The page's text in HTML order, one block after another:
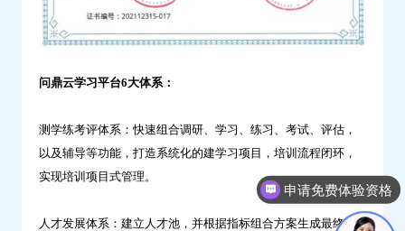
问鼎云学习平台6大体系：
测学练考评体系：快速组合调研、学习、练习、考试、评估，
以及辅导等功能，打造系统化的建学习项目，培训流程闭环，
实现培训项目式管理。
人才发展体系：建立人才池，并根据指标组合方案生成最终的
申请免费体验资格